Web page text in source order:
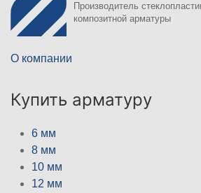
Производитель
композитной арматуры
О компании
Купить арматуру
6 мм
8 мм
10 мм
12 мм